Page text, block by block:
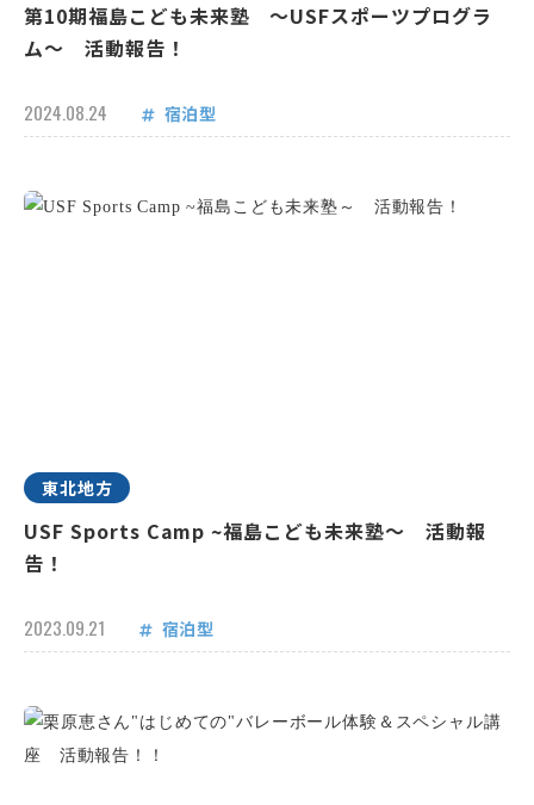
第10期福島こども未来塾 ～USFスポーツプログラ
ム～ 活動報告！
2024.08.24 宿泊型
東北地方
USF Sports Camp ~福島こども未来塾～ 活動報
告！
2023.09.21 宿泊型